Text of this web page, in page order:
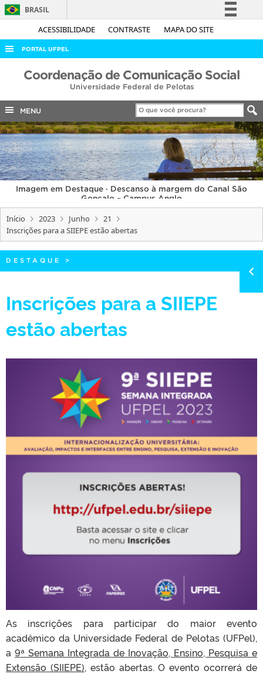
ACESSIBILIDADE CONTRASTE MAPA DO SITE
BRASIL
Simplifique!
Acesso à informação
Legislação
Canais
PORTAL UFPEL
ACESSO À INFORMAÇÃO
COBALTO
CONCURSOS
EDITAIS
INTERNACIONAL
OUVIDORIA
PORTARIAS
TELEFONES
Coordenação de Comunicação Social
Universidade Federal de Pelotas
MENU
Imagem em Destaque · Descanso à margem do Canal São
Gonçalo – Campus Anglo
Início 2023 Junho
21
Inscrições para a SIIEPE estão abertas
DESTAQUE >
Inscrições para a SIIEPE
estão abertas
As inscrições para participar do maior evento
acadêmico da Universidade Federal de Pelotas (UFPel),
a 9ª Semana Integrada de Inovação, Ensino, Pesquisa e
Extensão (SIIEPE), estão abertas. O evento ocorrerá de